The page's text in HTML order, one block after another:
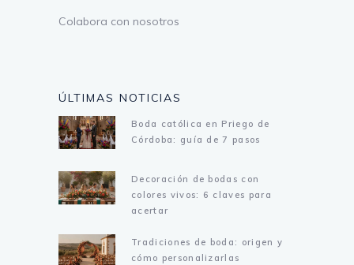
Colabora con nosotros
ÚLTIMAS NOTICIAS
Boda católica en Priego de
Córdoba: guía de 7 pasos
Decoración de bodas con
colores vivos: 6 claves para
acertar
Tradiciones de boda: origen y
cómo personalizarlas